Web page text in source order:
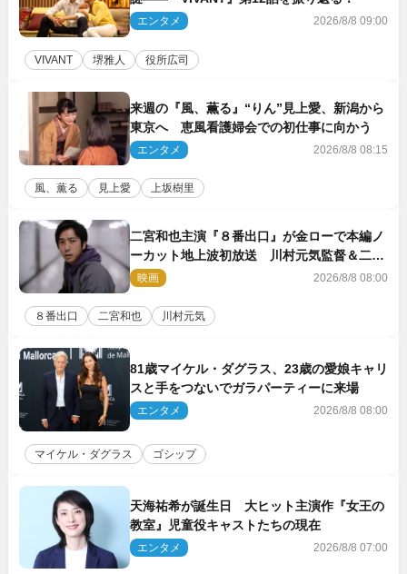
エンタメ 2026/8/8 09:00
VIVANT 堺雅人 役所広司
来週の『風、薫る』“りん”見上愛、新潟から
東京へ 恵風看護婦会での初仕事に向かう
エンタメ 2026/8/8 08:15
風、薫る 見上愛 上坂樹里
二宮和也主演『８番出口』が金ローで本編ノ
ーカット地上波初放送 川村元気監督＆二宮
コメント到着
映画 2026/8/8 08:00
８番出口 二宮和也 川村元気
81歳マイケル・ダグラス、23歳の愛娘キャリ
スと手をつないでガラパーティーに来場
エンタメ 2026/8/8 08:00
マイケル・ダグラス ゴシップ
天海祐希が誕生日 大ヒット主演作『女王の
教室』児童役キャストたちの現在
エンタメ 2026/8/8 07:00